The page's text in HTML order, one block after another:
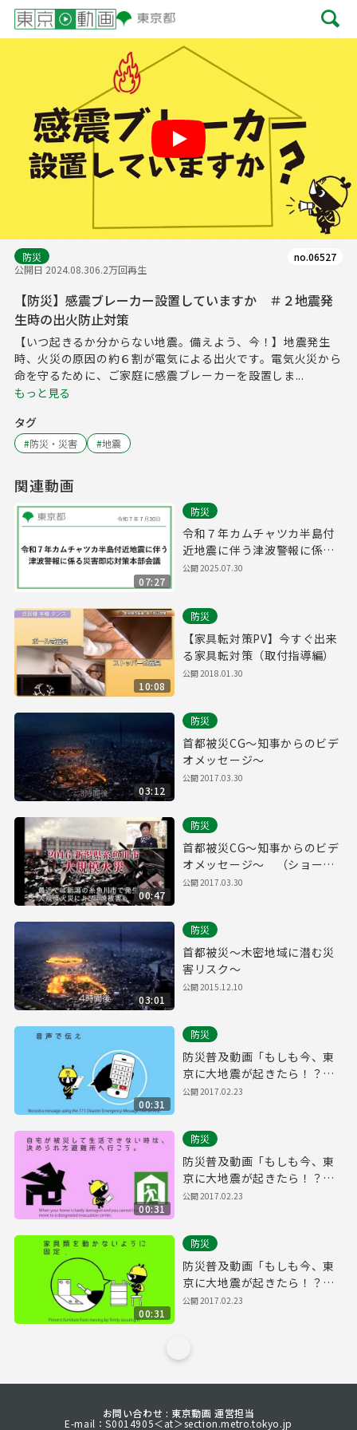
防災
公開日 2024.08.306.2万回再生
no.06527
【防災】感震ブレーカー設置していますか ＃２地震発
生時の出火防止対策
【いつ起きるか分からない地震。備えよう、今！】地震発生
時、火災の原因の約６割が電気による出火です。電気火災から
命を守るために、ご家庭に感震ブレーカーを設置しま...
もっと見る
タグ
#防災・災害 #地震
関連動画
07:27
防災
令和７年カムチャツカ半島付
近地震に伴う津波警報に係る
災害即応対策本部会議
公開2025.07.30
10:08
防災
【家具転対策PV】今すぐ出来
る家具転対策（取付指導編）
公開2018.01.30
03:12
防災
首都被災CG～知事からのビデ
オメッセージ～
公開2017.03.30
00:47
防災
首都被災CG～知事からのビデ
オメッセージ～ （ショート
ver.）
公開2017.03.30
03:01
防災
首都被災～木密地域に潜む災
害リスク～
公開2015.12.10
00:31
防災
防災普及動画「もしも今、東
京に大地震が起きたら！？」
part4
公開2017.02.23
00:31
防災
防災普及動画「もしも今、東
京に大地震が起きたら！？」
part3
公開2017.02.23
00:31
防災
防災普及動画「もしも今、東
京に大地震が起きたら！？」
part2
公開2017.02.23
お問い合わせ : 東京動画 運営担当
E-mail：S0014905＜at＞section.metro.tokyo.jp